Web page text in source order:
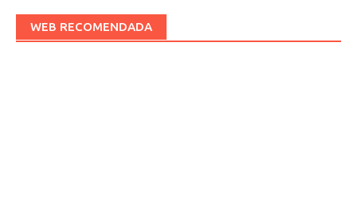
WEB RECOMENDADA